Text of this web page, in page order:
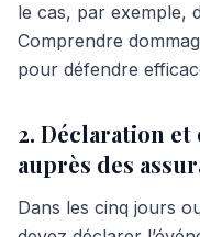
le cas, par exemple,
Comprendre
pour défendre
2. Déclaration
auprès des
Dans les cinq jours